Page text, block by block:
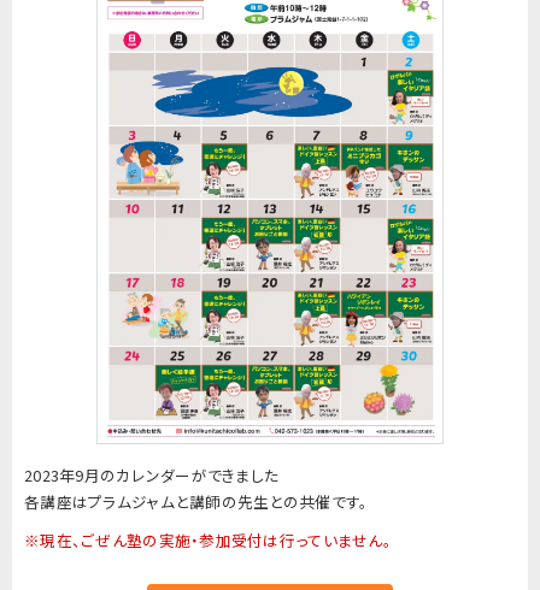
2023年9月のカレンダーができました
各講座はプラムジャムと講師の先生との共催です。
※現在、ごぜん塾の実施・参加受付は行っていません。